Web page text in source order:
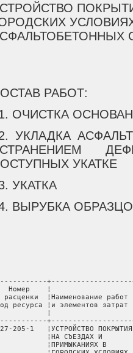
РАБОТ:
ОЧИСТКА
УКЛАДКА
УКАТКЕ
УКАТКА
ВЫРУБКА
работ ¦Код ¦   Единица   ¦ Норма ¦единицы, ¦стоимость,¦транспортные¦
¦Код ресурса ¦и элементов затрат ¦зоны¦  измерения  ¦расхода¦  руб.   ¦   руб.   ¦  расходы,  ¦
¦            ¦                   ¦    ¦             ¦       ¦         ¦          ¦    руб.    ¦
+------------+-------------------+----+-------------+-------+---------+----------+------------+
¦Е27-205-1   ¦УСТРОЙСТВО ПОКРЫТИЯ¦    ¦  1000 кв.м  ¦       ¦         ¦          ¦            ¦
¦            ¦НА СЪЕЗДАХ И       ¦    ¦ покрытия на ¦       ¦         ¦          ¦            ¦
¦            ¦ПРИМЫКАНИЯХ В      ¦    ¦   съездах   ¦       ¦         ¦          ¦            ¦
¦            ¦ГОРОДСКИХ УСЛОВИЯХ ¦    ¦(примыканиях)¦       ¦         ¦          ¦            ¦
¦            ¦ТОЛЩИНОЙ 4 СМ ИЗ   ¦    ¦             ¦       ¦         ¦          ¦            ¦
¦            ¦ГОРЯЧИХ            ¦    ¦             ¦       ¦         ¦          ¦            ¦
¦            ¦АСФАЛЬТОБЕТОННЫХ   ¦    ¦             ¦       ¦         ¦          ¦            ¦
¦            ¦ПЛОТНЫХ            ¦    ¦             ¦       ¦         ¦          ¦            ¦
¦            ¦МЕЛКОЗЕРНИСТЫХ ТИПА¦    ¦             ¦       ¦         ¦          ¦            ¦
¦            ¦А, Б, В СМЕСЕЙ,    ¦    ¦             ¦       ¦         ¦          ¦            ¦
¦            ¦ПЛОТНОСТЬ КАМЕННЫХ ¦    ¦             ¦       ¦         ¦          ¦            ¦
¦            ¦МАТЕРИАЛОВ         ¦    ¦             ¦       ¦         ¦          ¦            ¦
¦            ¦2,5 - 2,9 Т/КУБ.М  ¦    ¦             ¦       ¦         ¦          ¦            ¦
+------------+-------------------+----+-------------+-------+---------+----------+------------+
¦            ¦ПРЯМЫЕ ЗАТРАТЫ,    ¦ 1  ¦    руб.     ¦       ¦         ¦   2562,76¦      214,02¦
¦            ¦ВСЕГО              ¦    ¦             ¦       ¦         ¦          ¦            ¦
+------------+-------------------+----+-------------+-------+---------+----------+------------+
¦            ¦                   ¦ 2  ¦             ¦       ¦         ¦    2894,6¦      540,01¦
+------------+-------------------+----+-------------+-------+---------+----------+------------+
¦            ¦                   ¦ 3  ¦             ¦       ¦         ¦   2593,01¦      244,28¦
+------------+-------------------+----+-------------+-------+---------+----------+------------+
¦            ¦в том числе:       ¦    ¦             ¦       ¦         ¦          ¦            ¦
+------------+-------------------+----+-------------+-------+---------+----------+------------+
¦         1-2¦ЗАРАБОТНАЯ ПЛАТА   ¦    ¦    руб.     ¦       ¦         ¦     68,51¦            ¦
¦            ¦РАБОЧИХ-СТРОИТЕЛЕЙ ¦    ¦             ¦       ¦         ¦          ¦            ¦
+------------+-------------------+----+-------------+-------+---------+----------+------------+
¦            ¦ЭКСПЛУАТАЦИЯ МАШИН ¦    ¦    руб.     ¦       ¦         ¦    373,53¦            ¦
+------------+-------------------+----+-------------+-------+---------+----------+------------+
¦            ¦в том числе:       ¦    ¦             ¦       ¦         ¦          ¦            ¦
¦         1-4¦ЗАРПЛАТА МАШИНИСТОВ¦    ¦    руб.     ¦       ¦         ¦    118,87¦            ¦
+------------+-------------------+----+-------------